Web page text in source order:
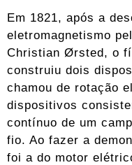
Em 1821, após a
eletromagnetismo
Christian Ørsted, o
construiu dois
chamou de rotação
dispositivos
contínuo de um
fio. Ao fazer a
foi a do motor